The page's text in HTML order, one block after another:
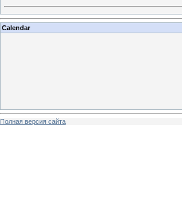
Calendar
Полная версия сайта